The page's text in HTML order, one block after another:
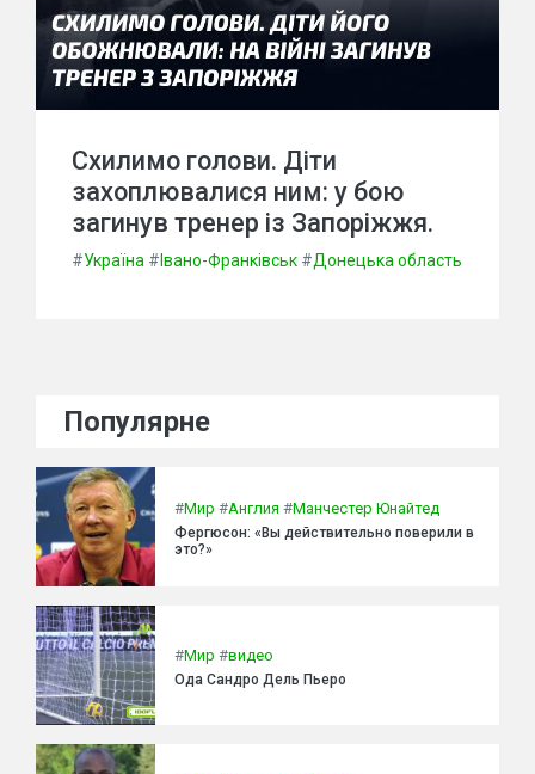
Схилимо голови. Діти
захоплювалися ним: у бою
загинув тренер із Запоріжжя.
#Україна # Івано-Франківськ #Донецька область
Популярне
#Мир #Англия #Манчестер Юнайтед
Фергюсон: «Вы действительно поверили в
это?»
#Мир #видео
Ода Сандро Дель Пьеро